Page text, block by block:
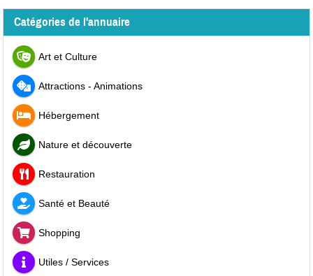
Catégories de l'annuaire
Art et Culture
Attractions - Animations
Hébergement
Nature et découverte
Restauration
Santé et Beauté
Shopping
Utiles / Services